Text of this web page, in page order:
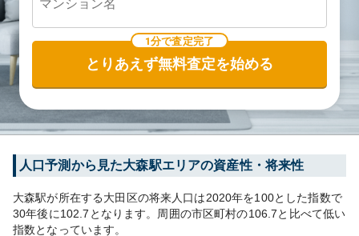
1分で査定完了
とりあえず無料査定を始める
人口予測から見た大森駅エリアの資産性・将来性
大森駅が所在する大田区の将来人口は2020年を100とした指数で
30年後に102.7 となります。 周囲の市区町村の106.7と比べて低い
指数となっています。